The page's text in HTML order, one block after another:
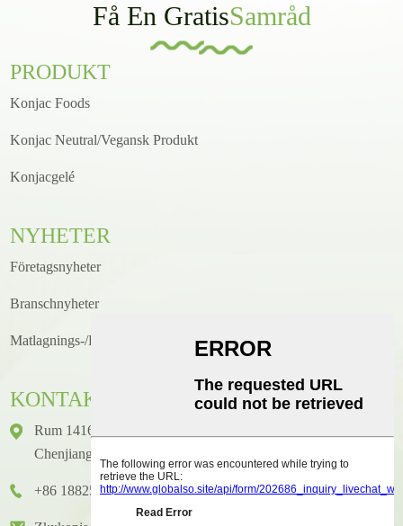
Få En GratisSamråd
PRODUKT
Konjac Foods
Konjac Neutral/Vegansk Produkt
Konjacgelé
NYHETER
Företagsnyheter
Branschnyheter
Matlagnings-/receptnyheter
KONTAKTA
Rum 1416, Våning 14, Junhao International Building, Nr 2,
Chenjiang Zhongkai Avenue, Huicheng District, Huizhou City
+86 18825458362